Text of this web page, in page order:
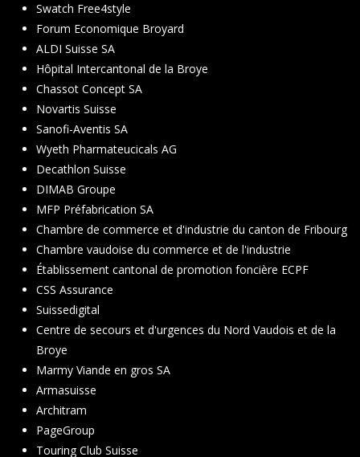
Swatch Free4style
Forum Economique Broyard
ALDI Suisse SA
Hôpital Intercantonal de la Broye
Chassot Concept SA
Novartis Suisse
Sanofi-Aventis SA
Wyeth Pharmateucicals AG
Decathlon Suisse
DIMAB Groupe
MFP Préfabrication SA
Chambre de commerce et d'industrie du canton de Fribourg
Chambre vaudoise du commerce et de l'industrie
Établissement cantonal de promotion foncière ECPF
CSS Assurance
Suissedigital
Centre de secours et d'urgences du Nord Vaudois et de la
Broye
Marmy Viande en gros SA
Armasuisse
Architram
PageGroup
Touring Club Suisse